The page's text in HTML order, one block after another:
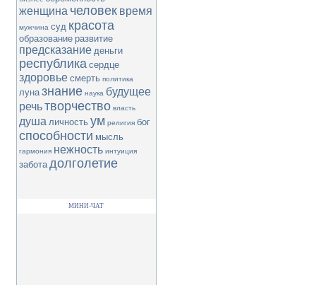
женщина человек время
мужчина суд красота
образование развитие
предсказание деньги
республика сердце
здоровье смерть политика
луна знание наука будущее
речь творчество власть
душа личность ум религия бог
способности мысль
гармония нежность интуиция
забота долголетие
МИНИ-ЧАТ